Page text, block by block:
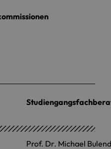
Prof. Dr. Michael